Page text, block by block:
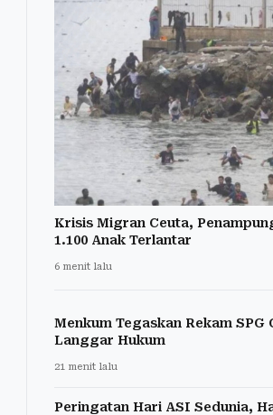
Krisis Migran Ceuta,
1.100 Anak Terlantar
6 menit lalu
Menkum Tegaskan Rekam SPG
Langgar Hukum
21 menit lalu
Peringatan Hari ASI Sedunia,